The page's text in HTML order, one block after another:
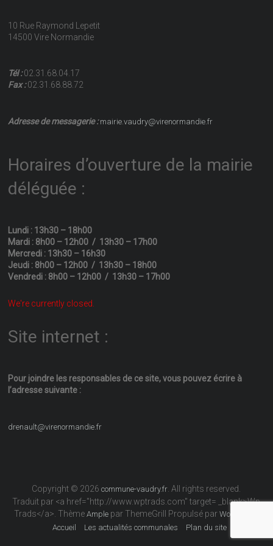
10 Rue Raymond Lepetit
14500 Vire Normandie
Tél :02.31.68.04.17
Fax :02.31.68.88.72
Adresse de messagerie :mairie.vaudry@virenormandie.fr
Horaires d’ouverture de la mairie
déléguée :
Lundi : 13h30 – 18h00
Mardi : 8h00 – 12h00 / 13h30 – 17h00
Mercredi : 13h30 – 16h30
Jeudi : 8h00 – 12h00 / 13h30 – 18h00
Vendredi : 8h00 – 12h00 / 13h30 – 17h00
We're currently closed.
Site internet :
Pour joindre les responsables de ce site, vous pouvez écrire à
l’adresse suivante :
drenault@virenormandie.fr
Copyright © 2026commune-vaudry.fr . All rights reserved.
Traduit par <a href="http://www.wptrads.com" target= _blank>Wp
Trads</a>. ThèmeAmple par ThemeGrill Propulsé parWordPress
Accueil
Les actualités communales Plan du site